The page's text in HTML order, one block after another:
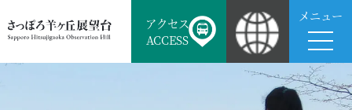
アクセス
ACCESS
メニュー